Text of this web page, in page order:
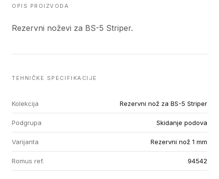
OPIS PROIZVODA
Rezervni noževi za BS-5 Striper.
TEHNIČKE SPECIFIKACIJE
Kolekcija Rezervni nož za BS-5 Striper
Podgrupa Skidanje podova
Varijanta Rezervni nož 1 mm
Romus ref. 94542